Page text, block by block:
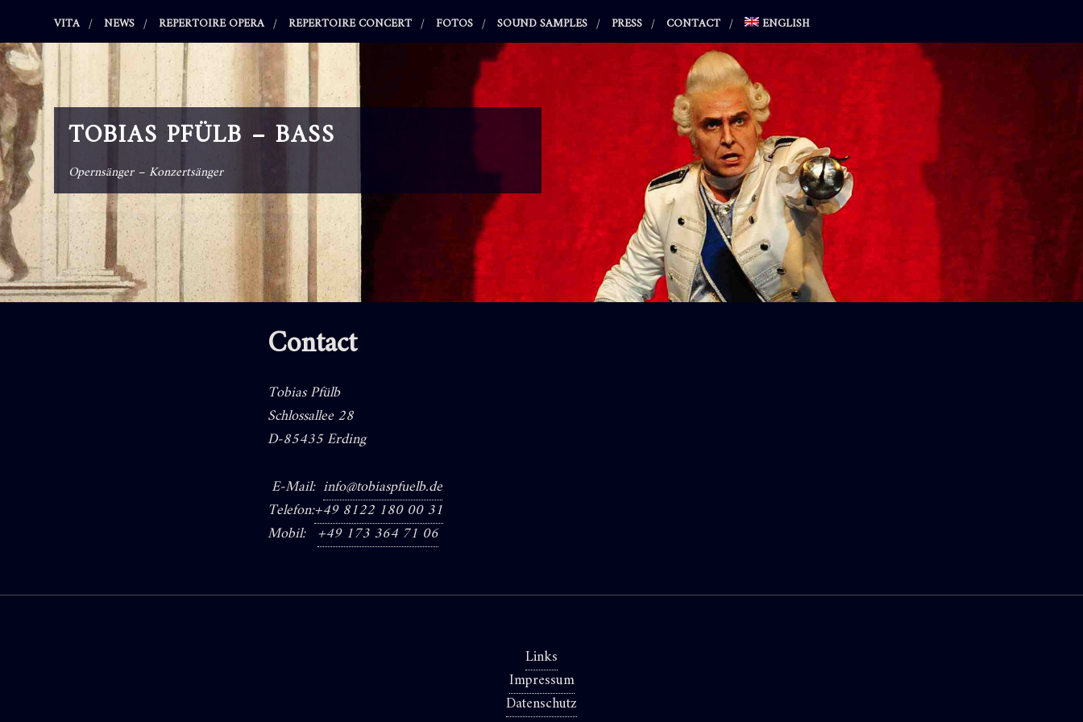
content
VITA NEWS REPERTOIRE OPERA REPERTOIRE CONCERT FOTOS SOUND SAMPLES PRESS CONTACT ENGLISH
TOBIAS PFÜLB – BASS
Opernsänger – Konzertsänger
Contact
Tobias Pfülb
Schlossallee 28
D-85435 Erding
E-Mail: info@tobiaspfuelb.de
Telefon:+49 8122 180 00 31
Mobil: +49 173 364 71 06
Links
Impressum
Datenschutz